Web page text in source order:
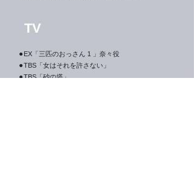
​TV
⚫︎EX「三匹のおっさん 1 」奈々役
⚫︎TBS「女はそれを許さない」
⚫︎TBS「砂の塔」